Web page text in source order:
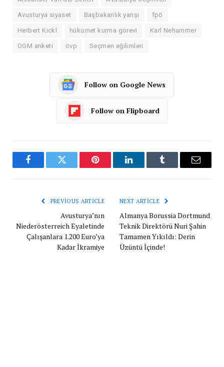
Avusturya siyaset Başbakanlık yarışı fpö
Herbert Kickl hükümet kurma görevi Karl Nehammer
OGM anketi övp Seçmen eğilimleri
Follow on Google News
Follow on Flipboard
FacebookTwitter Pinterest LinkedInTumblr Email
PREVIOUS ARTICLE
Avusturya’nın
Niederösterreich Eyaletinde
Çalışanlara 1.200 Euro’ya
Kadar İkramiye
NEXT ARTICLE
Almanya Borussia Dortmund
Teknik Direktörü Nuri Şahin
Tamamen Yıkıldı: Derin
Üzüntü İçinde!